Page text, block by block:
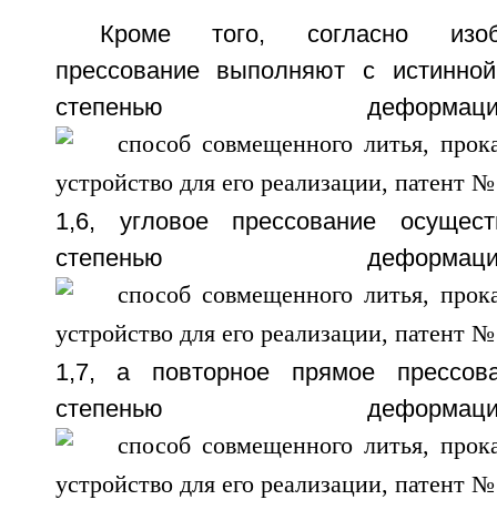
Кроме того, согласно
прессование выполняют с
степенью
1,6, угловое прессование
степенью
1,7, а повторное прямое
степенью